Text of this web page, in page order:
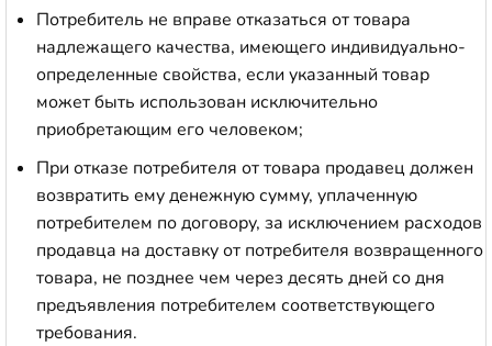
Потребитель не вправе отказаться от товара
надлежащего качества, имеющего индивидуально-
определенные свойства, если указанный товар
может быть использован исключительно
приобретающим его человеком;
При отказе потребителя от товара продавец должен
возвратить ему денежную сумму, уплаченную
потребителем по договору, за исключением расходов
продавца на доставку от потребителя возвращенного
товара, не позднее чем через десять дней со дня
предъявления потребителем соответствующего
требования.